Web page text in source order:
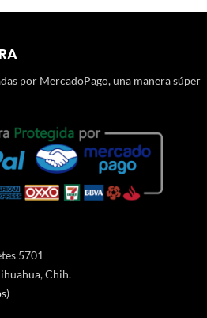
por MercadoPago, una manera súper
5701
Chih.
)